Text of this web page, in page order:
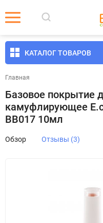
КАТАЛОГ ТОВАРОВ
Главная
Базовое покрытие
камуфлирующее
BB017 10мл
Обзор Отзывы (3)